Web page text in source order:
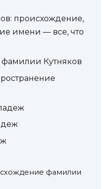
происхождение,
имени — все, что
Кутняков
фамилии